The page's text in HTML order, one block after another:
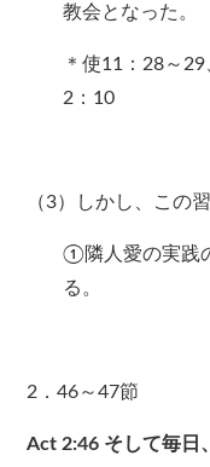
教会となった。
＊使11：28～
2：10
（3）しかし、この
①隣人愛の実践
る。
2．46～47節
Act 2:46 そして毎日